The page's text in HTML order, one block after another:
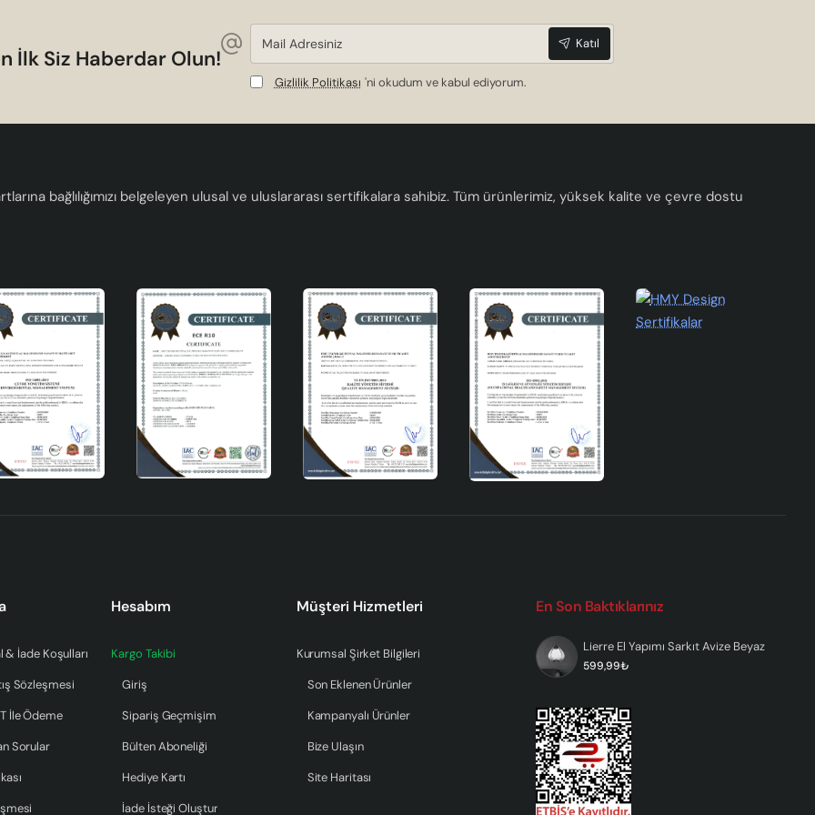
ile odanın atmosferini tamamen değiştirebilir. Makrome
odanın odak noktası haline gelir.
aynı zamanda mekânınızın estetik bir parçasıdır. Makrome
için mükemmel bir seçimdir. Bu avize, mekânınıza sıcaklık
çözümü sunar. E27 duy tipi ile pratik kullanım sağlayan
avizeler, evinizin dekorasyonunu tamamlayacak estetik ve
İlk Siz Haberdar Olun!
Mail
Adresiniz
Katıl
Gizlilik Politikası 'ni okudum ve kabul ediyorum.
bağlılığımızı belgeleyen ulusal ve uluslararası sertifikalara sahibiz. Tüm ürünlerimiz, yüksek kalite ve çevre dostu
İade Koşulları
Sözleşmesi
İle Ödeme
Sorular
Hesabım
Kargo Takibi
Giriş
Sipariş Geçmişim
Bülten Aboneliği
Hediye Kartı
İade İsteği Oluştur
Müşteri Hizmetleri
Kurumsal Şirket Bilgileri
Son Eklenen Ürünler
Kampanyalı Ürünler
Bize Ulaşın
Site Haritası
En Son Baktıklarınız
Lierre El Yapımı Sarkıt Avize Beyaz
599,99₺